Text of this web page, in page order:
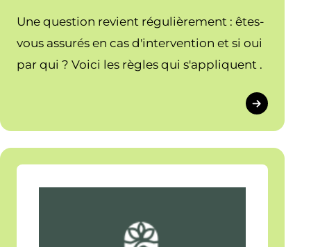
Une question revient régulièrement : êtes-
vous assurés en cas d'intervention et si oui
par qui ? Voici les règles qui s'appliquent .